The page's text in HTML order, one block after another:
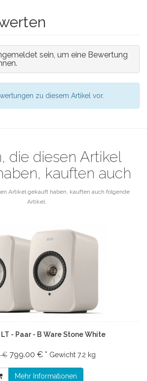
sein, um eine Bewertung
zu diesem Artikel vor.
die diesen Artikel
kauften auch
Artikel gekauft haben, kauften auch folgende
Artikel.
LT - Paar - B Ware Stone White
€ 799.00 € * Gewicht 7.2 kg
Mehr Informationen